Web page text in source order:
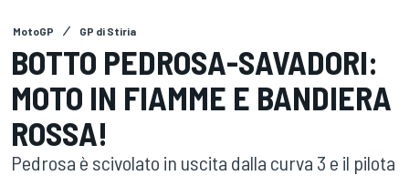
MotoGP GP di Stiria
BOTTO PEDROSA-SAVADORI:
MOTO IN FIAMME E BANDIERA
ROSSA!
Pedrosa è scivolato in uscita dalla curva 3 e il pilota